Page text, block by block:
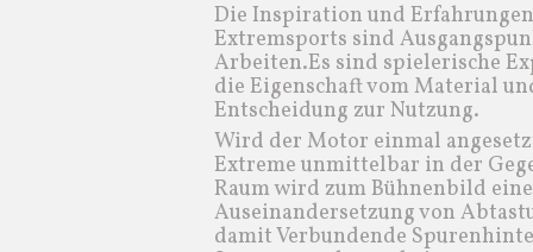
Die Inspiration und
Extremsports sind
Arbeiten.Es sind spielerische
die Eigenschaft vom Material
Entscheidung zur Nutzung.
Wird der Motor einmal
Extreme unmittelbar in der
Raum wird zum Bühnenbild
Auseinandersetzung von
damit Verbundende